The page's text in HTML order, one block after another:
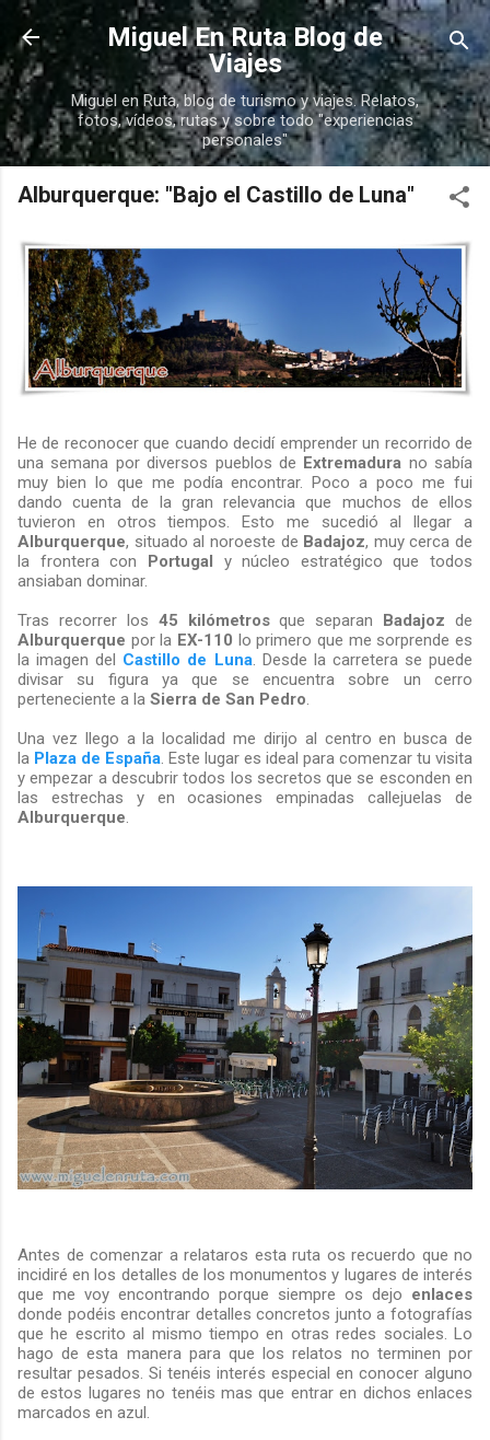
Ir al contenido principal
Miguel En Ruta Blog de
Viajes
Miguel en Ruta, blog de turismo y viajes. Relatos,
fotos, vídeos, rutas y sobre todo "experiencias
personales"
Alburquerque: "Bajo el Castillo de Luna"
He de reconocer que cuando decidí emprender un recorrido de
una semana por diversos pueblos de Extremadura no sabía
muy bien lo que me podía encontrar. Poco a poco me fui
dando cuenta de la gran relevancia que muchos de ellos
tuvieron en otros tiempos. Esto me sucedió al llegar a
Alburquerque, situado al noroeste de Badajoz, muy cerca de
la frontera con
Portugal
y núcleo estratégico que todos
ansiaban dominar.
Tras recorrer los 45 kilómetrosque separan Badajoz de
Alburquerque por la EX-110 lo primero que me sorprende es
la imagen del Castillo de Luna. Desde la carretera se puede
divisar su figura ya que se encuentra sobre un cerro
perteneciente a la Sierra de San Pedro.
Una vez llego a la localidad me dirijo al centro en busca de
la Plaza de España. Este lugar es ideal para comenzar tu visita
y empezar a descubrir todos los secretos que se esconden en
las estrechas y en ocasiones empinadas callejuelas de
Alburquerque.
Antes de comenzar a relataros esta ruta os recuerdo que no
incidiré en los detalles de los monumentos y lugares de interés
que me voy encontrando porque siempre os dejo enlaces
donde podéis encontrar detalles concretos junto a fotografías
que he escrito al mismo tiempo en otras redes sociales. Lo
hago de esta manera para que los relatos no terminen por
resultar pesados. Si tenéis interés especial en conocer alguno
de estos lugares no tenéis mas que entrar en dichos enlaces
marcados en azul.